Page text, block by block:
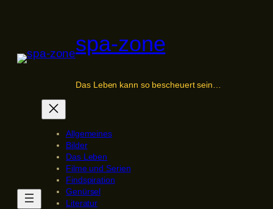
spa-zone
Das Leben kann so bescheuert sein…
Allgemeines
Bilder
Das Leben
Filme und Serien
Findspiration
Genürsel
Literatur